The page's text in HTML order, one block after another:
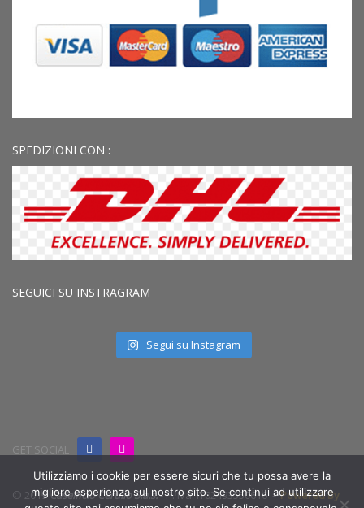
SPEDIZIONI CON :
SEGUICI SU INSTRAGRAM
Segui su Instagram
GET SOCIAL
© 2019Caseificio Cerullo S.a.s.- P. iva: IT02493550616 - Powered By
Utilizziamo i cookie per essere sicuri che tu possa avere la
migliore esperienza sul nostro sito. Se continui ad utilizzare